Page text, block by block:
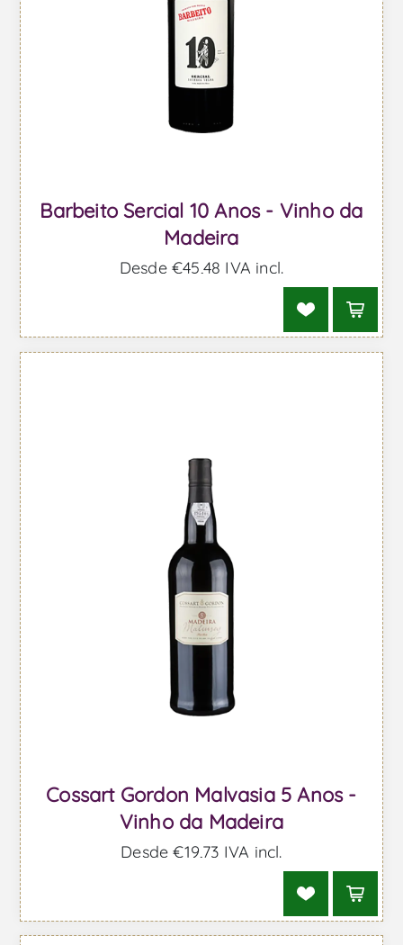
Barbeito Sercial 10 Anos - Vinho da
Madeira
Desde €45,48 IVA incl.
Cossart Gordon Malvasia 5 Anos -
Vinho da Madeira
Desde €19,73 IVA incl.